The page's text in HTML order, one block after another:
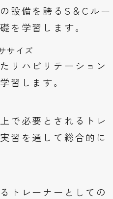
設備を誇るS＆Cルー
を学習します。
サイズ
リハビリテーション
習します。
で必要とされるトレ
習を通して総合的に
トレーナーとしての